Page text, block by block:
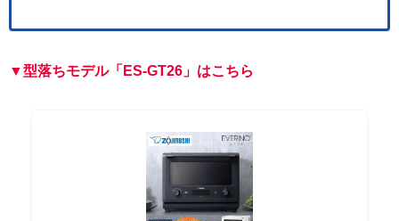
▼型落ちモデル「ES-GT26」はこちら